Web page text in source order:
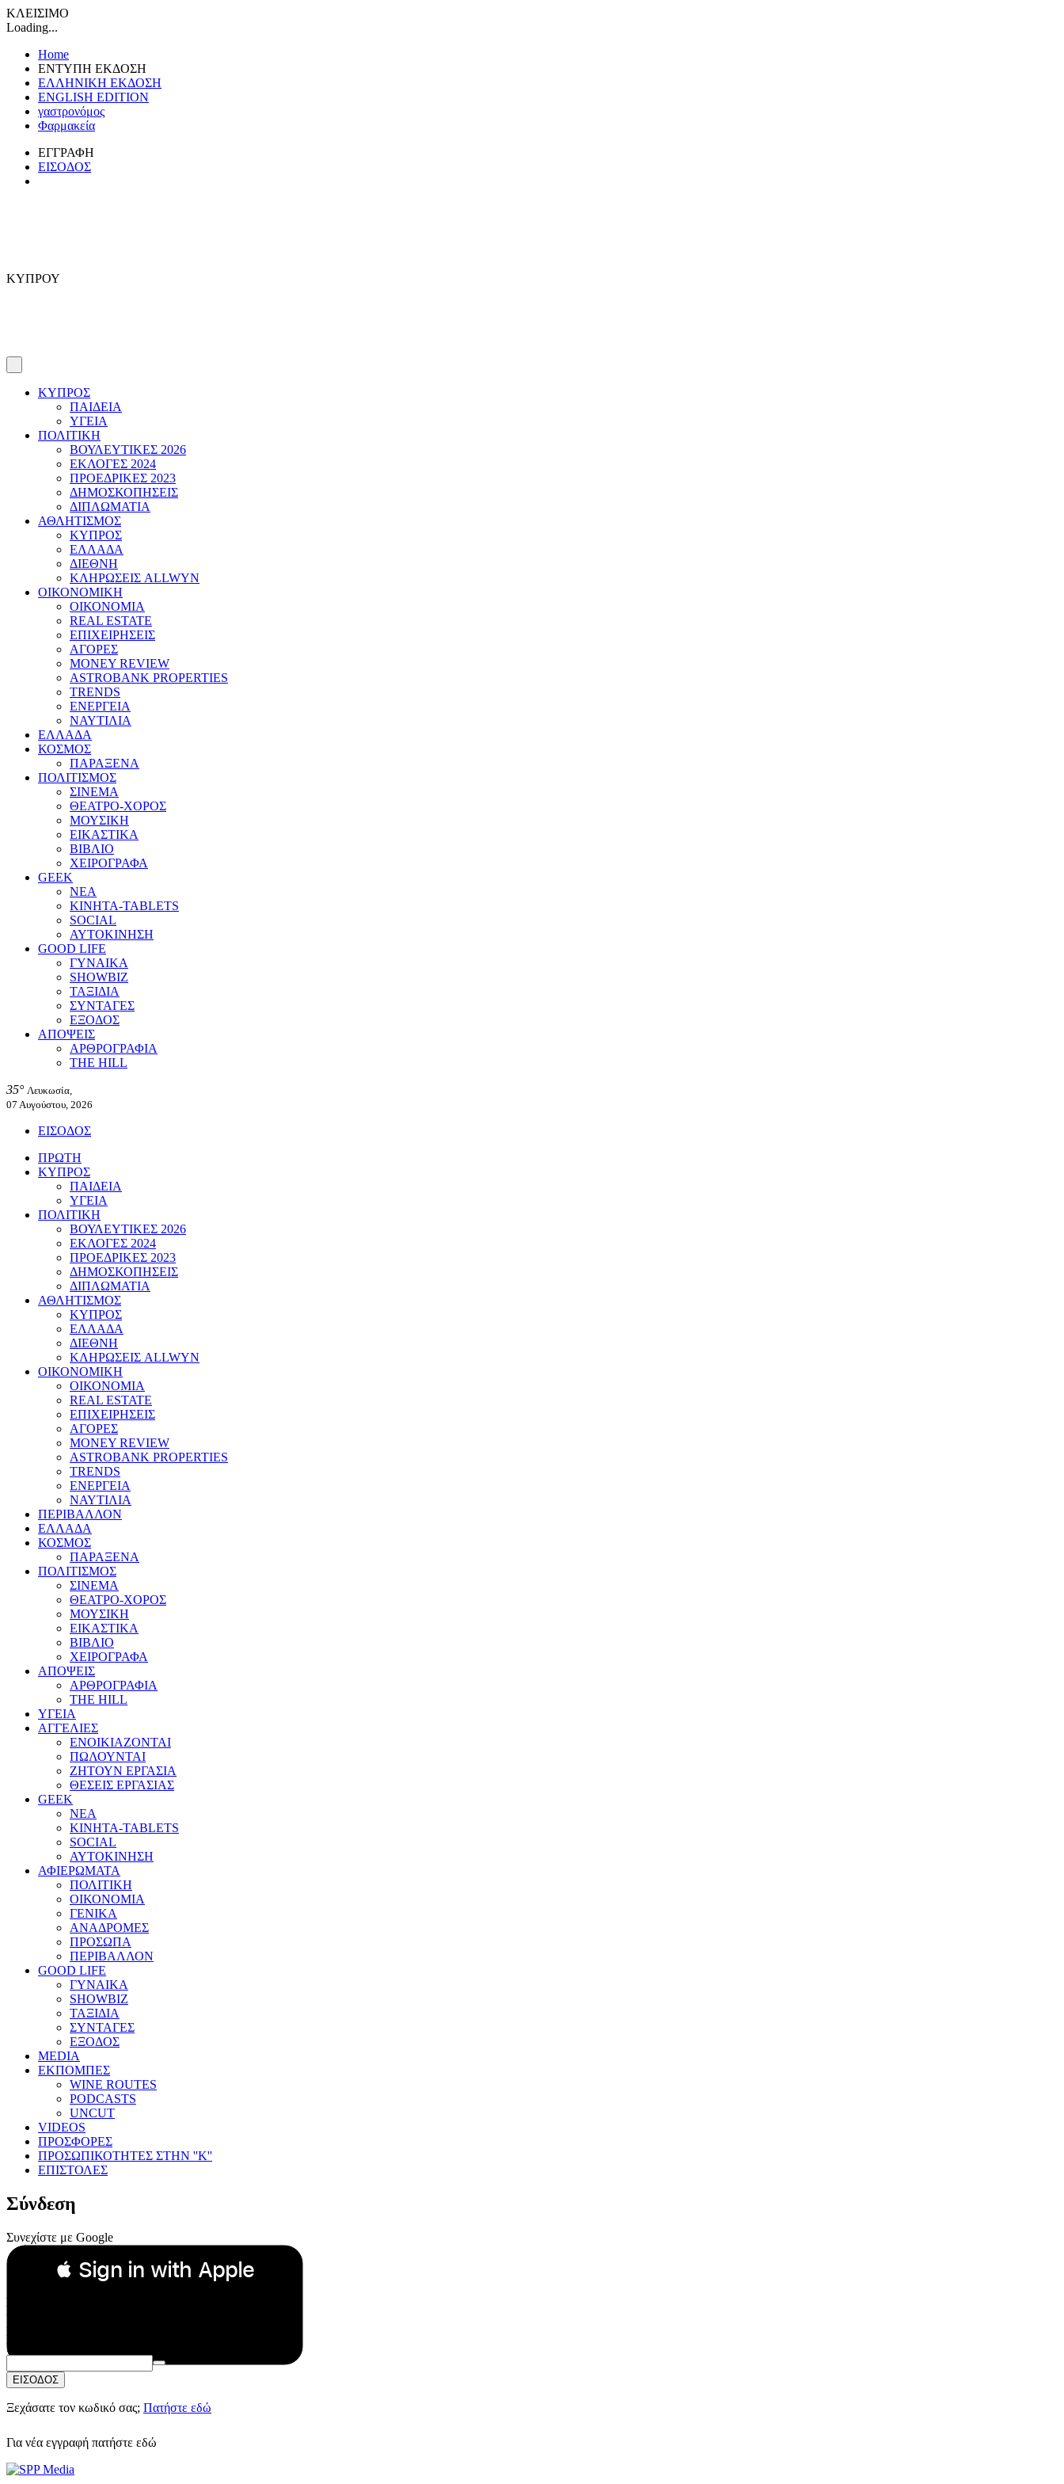
ΚΛΕΙΣΙΜΟ
Loading...
Home
ΕΝΤΥΠΗ ΕΚΔΟΣΗ
ΕΛΛΗΝΙΚΗ ΕΚΔΟΣΗ
ENGLISH EDITION
γαστρονόμος
Φαρμακεία
ΕΓΓΡΑΦΗ
ΕΙΣΟΔΟΣ
ΚΥΠΡΟΥ
ΚΥΠΡΟΣ
ΠΑΙΔΕΙΑ
ΥΓΕΙΑ
ΠΟΛΙΤΙΚΗ
ΒΟΥΛΕΥΤΙΚΕΣ 2026
ΕΚΛΟΓΕΣ 2024
ΠΡΟΕΔΡΙΚΕΣ 2023
ΔΗΜΟΣΚΟΠΗΣΕΙΣ
ΔΙΠΛΩΜΑΤΙΑ
ΑΘΛΗΤΙΣΜΟΣ
ΚΥΠΡΟΣ
ΕΛΛΑΔΑ
ΔΙΕΘΝΗ
ΚΛΗΡΩΣΕΙΣ ALLWYN
ΟΙΚΟΝΟΜΙΚΗ
ΟΙΚΟΝΟΜΙΑ
REAL ESTATE
ΕΠΙΧΕΙΡΗΣΕΙΣ
ΑΓΟΡΕΣ
MONEY REVIEW
ASTROBANK PROPERTIES
TRENDS
ΕΝΕΡΓΕΙΑ
ΝΑΥΤΙΛΙΑ
ΕΛΛΑΔΑ
ΚΟΣΜΟΣ
ΠΑΡΑΞΕΝΑ
ΠΟΛΙΤΙΣΜΟΣ
ΣΙΝΕΜΑ
ΘΕΑΤΡΟ-ΧΟΡΟΣ
ΜΟΥΣΙΚΗ
ΕΙΚΑΣΤΙΚΑ
ΒΙΒΛΙΟ
ΧΕΙΡΟΓΡΑΦΑ
GEEK
ΝΕΑ
ΚΙΝΗΤΑ-TABLETS
SOCIAL
ΑΥΤΟΚΙΝΗΣΗ
GOOD LIFE
ΓΥΝΑΙΚΑ
SHOWBIZ
ΤΑΞΙΔΙΑ
ΣΥΝΤΑΓΕΣ
ΕΞΟΔΟΣ
ΑΠΟΨΕΙΣ
ΑΡΘΡΟΓΡΑΦΙΑ
THE HILL
35° Λευκωσία,
07 Αυγούστου, 2026
ΕΙΣΟΔΟΣ
ΠΡΩΤΗ
ΚΥΠΡΟΣ
ΠΑΙΔΕΙΑ
ΥΓΕΙΑ
ΠΟΛΙΤΙΚΗ
ΒΟΥΛΕΥΤΙΚΕΣ 2026
ΕΚΛΟΓΕΣ 2024
ΠΡΟΕΔΡΙΚΕΣ 2023
ΔΗΜΟΣΚΟΠΗΣΕΙΣ
ΔΙΠΛΩΜΑΤΙΑ
ΑΘΛΗΤΙΣΜΟΣ
ΚΥΠΡΟΣ
ΕΛΛΑΔΑ
ΔΙΕΘΝΗ
ΚΛΗΡΩΣΕΙΣ ALLWYN
ΟΙΚΟΝΟΜΙΚΗ
ΟΙΚΟΝΟΜΙΑ
REAL ESTATE
ΕΠΙΧΕΙΡΗΣΕΙΣ
ΑΓΟΡΕΣ
MONEY REVIEW
ASTROBANK PROPERTIES
TRENDS
ΕΝΕΡΓΕΙΑ
ΝΑΥΤΙΛΙΑ
ΠΕΡΙΒΑΛΛΟΝ
ΕΛΛΑΔΑ
ΚΟΣΜΟΣ
ΠΑΡΑΞΕΝΑ
ΠΟΛΙΤΙΣΜΟΣ
ΣΙΝΕΜΑ
ΘΕΑΤΡΟ-ΧΟΡΟΣ
ΜΟΥΣΙΚΗ
ΕΙΚΑΣΤΙΚΑ
ΒΙΒΛΙΟ
ΧΕΙΡΟΓΡΑΦΑ
ΑΠΟΨΕΙΣ
ΑΡΘΡΟΓΡΑΦΙΑ
THE HILL
ΥΓΕΙΑ
ΑΓΓΕΛΙΕΣ
ΕΝΟΙΚΙΑΖΟΝΤΑΙ
ΠΩΛΟΥΝΤΑΙ
ΖΗΤΟΥΝ ΕΡΓΑΣΙΑ
ΘΕΣΕΙΣ ΕΡΓΑΣΙΑΣ
GEEK
ΝΕΑ
ΚΙΝΗΤΑ-TABLETS
SOCIAL
ΑΥΤΟΚΙΝΗΣΗ
ΑΦΙΕΡΩΜΑΤΑ
ΠΟΛΙΤΙΚΗ
ΟΙΚΟΝΟΜΙΑ
ΓΕΝΙΚΑ
ΑΝΑΔΡΟΜΕΣ
ΠΡΟΣΩΠΑ
ΠΕΡΙΒΑΛΛΟΝ
GOOD LIFE
ΓΥΝΑΙΚΑ
SHOWBIZ
ΤΑΞΙΔΙΑ
ΣΥΝΤΑΓΕΣ
ΕΞΟΔΟΣ
MEDIA
ΕΚΠΟΜΠΕΣ
WINE ROUTES
PODCASTS
UNCUT
VIDEOS
ΠΡΟΣΦΟΡΕΣ
ΠΡΟΣΩΠΙΚΟΤΗΤΕΣ ΣΤΗΝ ''Κ''
ΕΠΙΣΤΟΛΕΣ
Σύνδεση
Συνεχίστε με Google
 Sign in with Apple
Συνεχίστε με Apple
ή
Email:
Κωδικός Πρόσβασης:
ΕΙΣΟΔΟΣ
Ξεχάσατε τον κωδικό σας; Πατήστε εδώ
Για νέα εγγραφή πατήστε εδώ